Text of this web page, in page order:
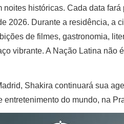
noites históricas. Cada data
2026. Durante a residência, a
de filmes, gastronomia,
vibrante. A Nação Latina
Shakira continuará sua
entretenimento do mundo, na